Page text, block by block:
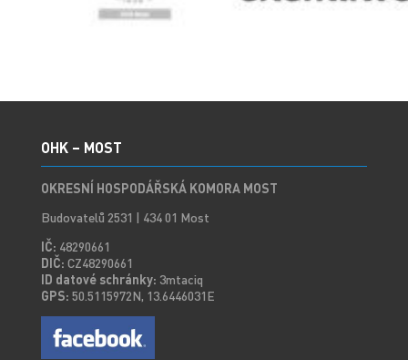
OHK – MOST
OKRESNÍ HOSPODÁŘSKÁ KOMORA MOST
Budovatelů 2531 | 434 01 Most
IČ: 48290661
DIČ: CZ48290661
ID datové schránky: 3mtaciq
GPS: 50.5115972N, 13.6446031E